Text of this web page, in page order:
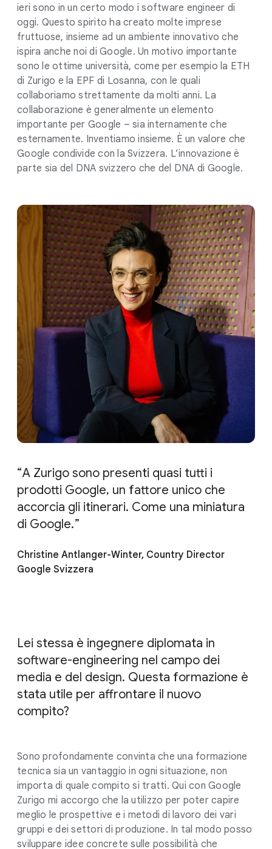
ieri sono in un certo modo i software engineer di
oggi. Questo spirito ha creato molte imprese
fruttuose, insieme ad un ambiente innovativo che
ispira anche noi di Google. Un motivo importante
sono le ottime università, come per esempio la ETH
di Zurigo e la EPF di Losanna, con le quali
collaboriamo strettamente da molti anni. La
collaborazione è generalmente un elemento
importante per Google – sia internamente che
esternamente. Inventiamo insieme. È un valore che
Google condivide con la Svizzera. L’innovazione è
parte sia del DNA svizzero che del DNA di Google.
A Zurigo sono presenti quasi tutti i
prodotti Google, un fattore unico che
accorcia gli itinerari. Come una miniatura
di Google.
Christine Antlanger-Winter, Country Director
Google Svizzera
Lei stessa è ingegnere diplomata in
software-engineering nel campo dei
media e del design. Questa formazione è
stata utile per affrontare il nuovo
compito?
Sono profondamente convinta che una formazione
tecnica sia un vantaggio in ogni situazione, non
importa di quale compito si tratti. Qui con Google
Zurigo mi accorgo che la utilizzo per poter capire
meglio le prospettive e i metodi di lavoro dei vari
gruppi e dei settori di produzione. In tal modo posso
sviluppare idee concrete sulle possibilità che